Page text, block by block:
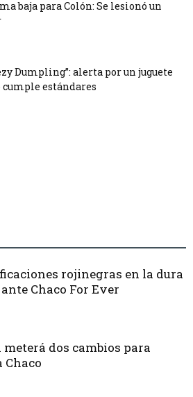
baja para Colón: Se lesionó un
Dumpling”: alerta por un juguete
cumple estándares
rojinegras en la dura
Chaco For Ever
dos cambios para
Chaco